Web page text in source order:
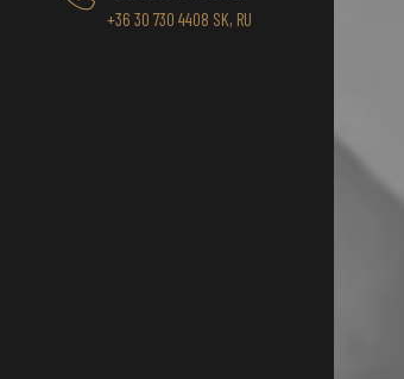
+36 30 730 4408 SK, RU